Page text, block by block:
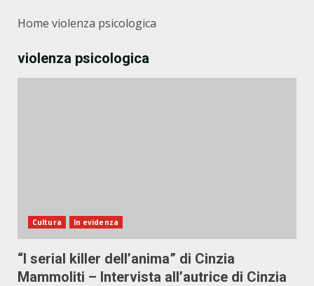
Home violenza psicologica
violenza psicologica
Cultura In evidenza
“I serial killer dell’anima” di Cinzia
Mammoliti – Intervista all’autrice di Cinzia